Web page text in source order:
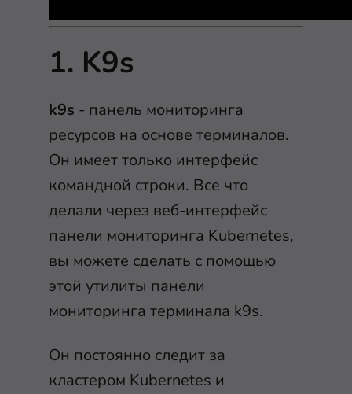
1. K9s
k9s - панель мониторинга
ресурсов на основе терминалов.
Он имеет только интерфейс
командной строки. Все что
делали через веб-интерфейс
панели мониторинга Kubernetes,
вы можете сделать с помощью
этой утилиты панели
мониторинга терминала k9s.
Он постоянно следит за
кластером Kubernetes и